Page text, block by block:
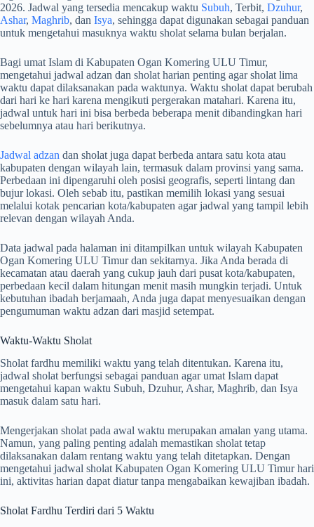
2026. Jadwal yang tersedia mencakup waktu Subuh, Terbit, Dzuhur,
Ashar, Maghrib, dan Isya, sehingga dapat digunakan sebagai panduan
untuk mengetahui masuknya waktu sholat selama bulan berjalan.
Bagi umat Islam di Kabupaten Ogan Komering ULU Timur,
mengetahui jadwal adzan dan sholat harian penting agar sholat lima
waktu dapat dilaksanakan pada waktunya. Waktu sholat dapat berubah
dari hari ke hari karena mengikuti pergerakan matahari. Karena itu,
jadwal untuk hari ini bisa berbeda beberapa menit dibandingkan hari
sebelumnya atau hari berikutnya.
Jadwal adzan dan sholat juga dapat berbeda antara satu kota atau
kabupaten dengan wilayah lain, termasuk dalam provinsi yang sama.
Perbedaan ini dipengaruhi oleh posisi geografis, seperti lintang dan
bujur lokasi. Oleh sebab itu, pastikan memilih lokasi yang sesuai
melalui kotak pencarian kota/kabupaten agar jadwal yang tampil lebih
relevan dengan wilayah Anda.
Data jadwal pada halaman ini ditampilkan untuk wilayah Kabupaten
Ogan Komering ULU Timur dan sekitarnya. Jika Anda berada di
kecamatan atau daerah yang cukup jauh dari pusat kota/kabupaten,
perbedaan kecil dalam hitungan menit masih mungkin terjadi. Untuk
kebutuhan ibadah berjamaah, Anda juga dapat menyesuaikan dengan
pengumuman waktu adzan dari masjid setempat.
Waktu-Waktu Sholat
Sholat fardhu memiliki waktu yang telah ditentukan. Karena itu,
jadwal sholat berfungsi sebagai panduan agar umat Islam dapat
mengetahui kapan waktu Subuh, Dzuhur, Ashar, Maghrib, dan Isya
masuk dalam satu hari.
Mengerjakan sholat pada awal waktu merupakan amalan yang utama.
Namun, yang paling penting adalah memastikan sholat tetap
dilaksanakan dalam rentang waktu yang telah ditetapkan. Dengan
mengetahui jadwal sholat Kabupaten Ogan Komering ULU Timur hari
ini, aktivitas harian dapat diatur tanpa mengabaikan kewajiban ibadah.
Sholat Fardhu Terdiri dari 5 Waktu